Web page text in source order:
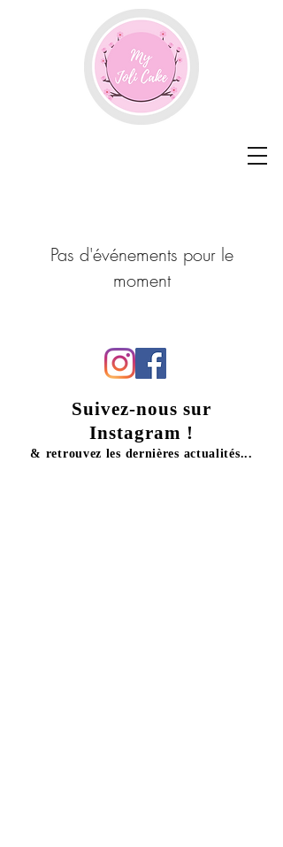
Suivez-nous sur
Instagram !
& retrouvez les dernières actualités...
Pas d'événements pour le
moment